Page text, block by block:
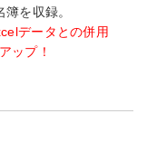
を収録。
データとの併用
ップ！